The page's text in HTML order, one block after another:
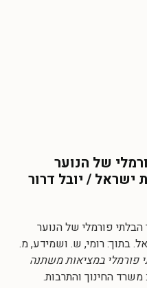
של הנוער
ישראל / יובל דרור
החינוך הבלתי פורמלי של הנוער
בתוך: רומי, ש. ושמידע, מ.
פורמלי במציאות משתנה